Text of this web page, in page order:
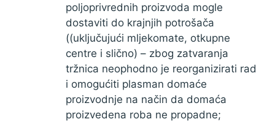
poljoprivrednih proizvoda mogle
dostaviti do krajnjih potrošača
((uključujući mljekomate, otkupne
centre i slično) – zbog zatvaranja
tržnica neophodno je reorganizirati rad
i omogućiti plasman domaće
proizvodnje na način da domaća
proizvedena roba ne propadne;